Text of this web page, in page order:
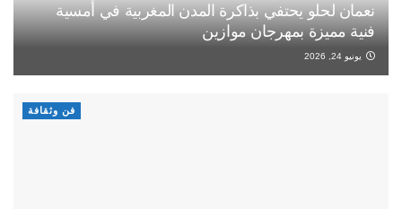
نعمان لحلو يحتفي بذاكرة المدن المغربية في أمسية
فنية مميزة بمهرجان موازين
يونيو 24, 2026
فن وثقافة